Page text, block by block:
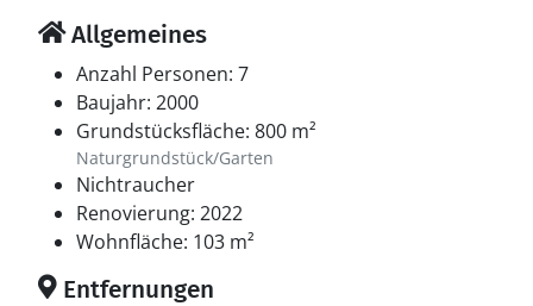
Allgemeines
Anzahl Personen: 7
Baujahr: 2000
Grundstücksfläche: 800 m²
Naturgrundstück/Garten
Nichtraucher
Renovierung: 2022
Wohnfläche: 103 m²
Entfernungen